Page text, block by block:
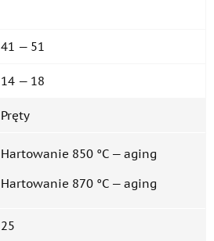
41 — 51
14 — 18
Pręty
Hartowanie 850 °C — aging
Hartowanie 870 °C — aging
25